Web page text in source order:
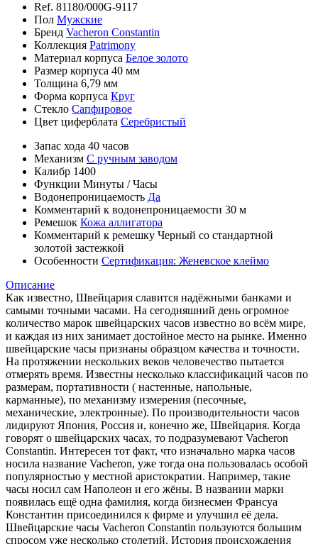
Ref. 81180/000G-9117
Пол Мужские
Бренд Vacheron Constantin
Коллекция Patrimony
Материал корпуса Белое золото
Размер корпуса 40 мм
Толщина 6,79 мм
Форма корпуса Круг
Стекло Сапфировое
Цвет циферблата Серебристый
Запас хода 40 часов
Механизм С ручным заводом
Калибр 1400
Функции Минуты /Часы
Водонепроницаемость Да
Комментарий к водонепроницаемости 30 м
Ремешок Кожа аллигатора
Комментарий к ремешку Черный со стандартной
золотой застежкой
Особенности Сертификация: Женевское клеймо
Описание
Как известно, Швейцария славится надёжными банками и
самыми точными часами. На сегодняшний день огромное
количество марок швейцарских часов известно во всём мире,
и каждая из них занимает достойное место на рынке. Именно
швейцарские часы признаны образцом качества и точности.
На протяжении нескольких веков человечество пытается
отмерять время. Известны несколько классификаций часов по
размерам, портативности ( настенные, напольные,
карманные), по механизму измерения (песочные,
механические, электронные). По производительности часов
лидируют Япония, Россия и, конечно же, Швейцария. Когда
говорят о швейцарских часах, то подразумевают Vacheron
Constantin. Интересен тот факт, что изначально марка часов
носила название Vacheron, уже тогда она пользовалась особой
популярностью у местной аристократии. Например, такие
часы носил сам Наполеон и его жёны. В названии марки
появилась ещё одна фамилия, когда бизнесмен Франсуа
Константин присоединился к фирме и улучшил её дела.
Швейцарские часы Vacheron Constantin пользуются большим
спросом уже несколько столетий. История происхождения